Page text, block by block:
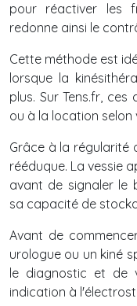
pour réactiver les
redonne ainsi le
Cette méthode est
lorsque la
plus. Sur Tens.fr,
ou à la location selon
Grâce à la régularité
rééduque. La vessie
avant de signaler le
sa capacité de
Avant de
urologue ou un kiné
le diagnostic et de
indication à